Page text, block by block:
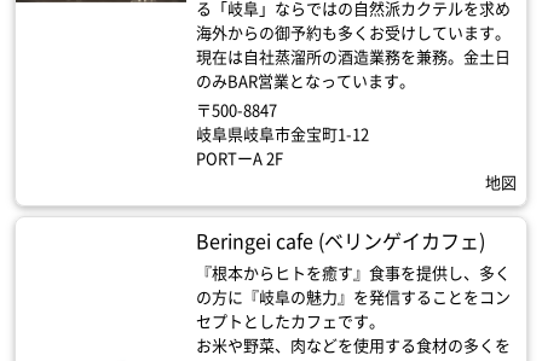
る「岐阜」ならではの自然派カクテルを求め
海外からの御予約も多くお受けしています。
現在は自社蒸溜所の酒造業務を兼務。金土日
のみBAR営業となっています。
〒500-8847
岐阜県岐阜市金宝町1-12
PORTーA 2F
地図
Beringei cafe (ベリンゲイカフェ)
『根本からヒトを癒す』食事を提供し、多く
の方に『岐阜の魅力』を発信することをコン
セプトとしたカフェです。
お米や野菜、肉などを使用する食材の多くを